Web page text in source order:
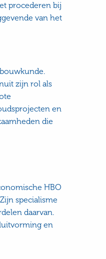
procederen bij
van het
zijn rol als
en
die
HBO
specialisme
daarvan.
en